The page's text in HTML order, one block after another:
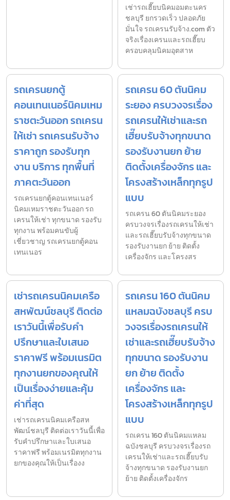
เช่ารถเฮี๊ยบนิคมอมตะนคร
ชลบุรี ยกรวดเร็ว ปลอดภัย
มั่นใจ รถเครนรับจ้าง.com ตัว
จริงเรื่องเครนและรถเฮี๊ยบ
ครอบคลุมนิคมอุตสาห
รถเครนยกตู้
คอนเทนเนอร์นิคมเหม
ราชตะวันออก รถเครน
ให้เช่า รถเครนรับจ้าง
ราคาถูก รองรับทุก
งาน บริการ ทุกพื้นที่
ภาคตะวันออก
รถเครนยกตู้คอนเทนเนอร์
นิคมเหมราชตะวันออก รถ
เครนให้เช่า ทุกขนาด รองรับ
ทุกงาน พร้อมคนขับผู้
เชี่ยวชาญ รถเครนยกตู้คอน
เทนเนอร
รถเครน 60 ตันนิคม
ระยอง ครบวงจรเรื่อง
รถเครนให้เช่าและรถ
เฮี๊ยบรับจ้างทุกขนาด
รองรับงานยก ย้าย
ติดตั้งเครื่องจักร และ
โครงสร้างเหล็กทุกรูป
แบบ
รถเครน 60 ตันนิคมระยอง
ครบวงจรเรื่องรถเครนให้เช่า
และรถเฮี๊ยบรับจ้างทุกขนาด
รองรับงานยก ย้าย ติดตั้ง
เครื่องจักร และโครงสร
เช่ารถเครนนิคมเครือ
สหพัฒน์ชลบุรี ติดต่อ
เราวันนี้เพื่อรับคำ
ปรึกษาและใบเสนอ
ราคาฟรี พร้อมเนรมิต
ทุกงานยกของคุณให้
เป็นเรื่องง่ายและคุ้ม
ค่าที่สุด
เช่ารถเครนนิคมเครือสห
พัฒน์ชลบุรี ติดต่อเราวันนี้เพื่อ
รับคำปรึกษาและใบเสนอ
ราคาฟรี พร้อมเนรมิตทุกงาน
ยกของคุณให้เป็นเรื่องง
รถเครน 160 ตันนิคม
แหลมฉบังชลบุรี ครบ
วงจรเรื่องรถเครนให้
เช่าและรถเฮี๊ยบรับจ้าง
ทุกขนาด รองรับงาน
ยก ย้าย ติดตั้ง
เครื่องจักร และ
โครงสร้างเหล็กทุกรูป
แบบ
รถเครน 160 ตันนิคมแหลม
ฉบังชลบุรี ครบวงจรเรื่องรถ
เครนให้เช่าและรถเฮี๊ยบรับ
จ้างทุกขนาด รองรับงานยก
ย้าย ติดตั้งเครื่องจักร